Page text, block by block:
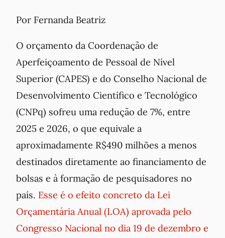
Por Fernanda Beatriz
O orçamento da Coordenação de
Aperfeiçoamento de Pessoal de Nível
Superior (CAPES) e do Conselho Nacional de
Desenvolvimento Científico e Tecnológico
(CNPq) sofreu uma redução de 7%, entre
2025 e 2026, o que equivale a
aproximadamente R$490 milhões a menos
destinados diretamente ao financiamento de
bolsas e à formação de pesquisadores no
país. Esse é o efeito concreto da Lei
Orçamentária Anual (LOA) aprovada pelo
Congresso Nacional no dia 19 de dezembro e